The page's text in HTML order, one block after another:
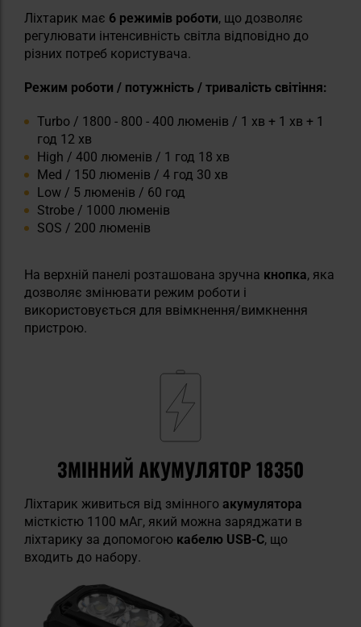
Ліхтарик має 6 режимів роботи, що дозволяє
регулювати інтенсивність світла відповідно до
різних потреб користувача.
Режим роботи / потужність / тривалість світіння:
Turbo / 1800 - 800 - 400 люменів / 1 хв + 1 хв + 1
год 12 хв
High / 400 люменів / 1 год 18 хв
Med / 150 люменів / 4 год 30 хв
Low / 5 люменів / 60 год
Strobe / 1000 люменів
SOS / 200 люменів
На верхній панелі розташована зручна кнопка, яка
дозволяє змінювати режим роботи і
використовується для ввімкнення/вимкнення
пристрою.
ЗМІННИЙ АКУМУЛЯТОР 18350
Ліхтарик живиться від змінного акумулятора
місткістю 1100 мАг, який можна заряджати в
ліхтарику за допомогою кабелю USB-C, що
входить до набору.